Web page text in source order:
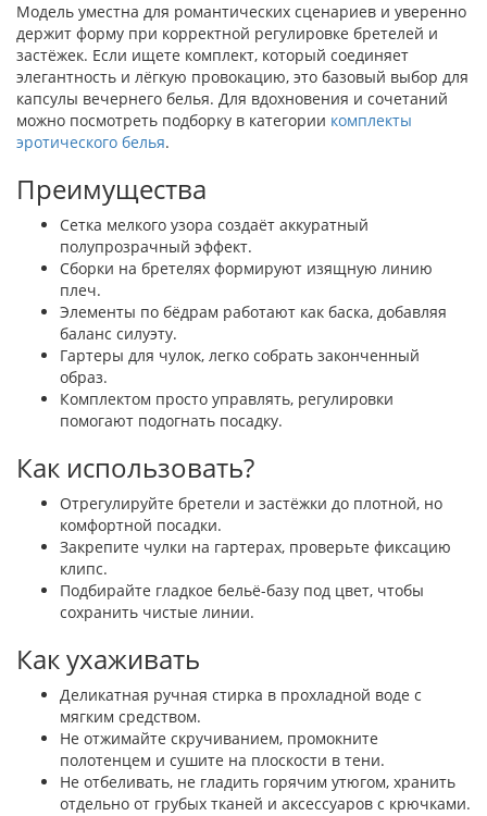
Модель уместна для романтических сценариев и уверенно
держит форму при корректной регулировке бретелей и
застёжек. Если ищете комплект, который соединяет
элегантность и лёгкую провокацию, это базовый выбор для
капсулы вечернего белья. Для вдохновения и сочетаний
можно посмотреть подборку в категории комплекты
эротического белья.
Преимущества
Сетка мелкого узора создаёт аккуратный
полупрозрачный эффект.
Сборки на бретелях формируют изящную линию
плеч.
Элементы по бёдрам работают как баска, добавляя
баланс силуэту.
Гартеры для чулок, легко собрать законченный
образ.
Комплектом просто управлять, регулировки
помогают подогнать посадку.
Как использовать?
Отрегулируйте бретели и застёжки до плотной, но
комфортной посадки.
Закрепите чулки на гартерах, проверьте фиксацию
клипс.
Подбирайте гладкое бельё-базу под цвет, чтобы
сохранить чистые линии.
Как ухаживать
Деликатная ручная стирка в прохладной воде с
мягким средством.
Не отжимайте скручиванием, промокните
полотенцем и сушите на плоскости в тени.
Не отбеливать, не гладить горячим утюгом, хранить
отдельно от грубых тканей и аксессуаров с крючками.